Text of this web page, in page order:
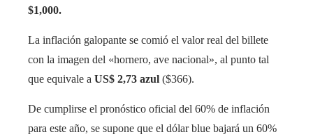
$1,000.
La inflación galopante se comió el valor real del billete
con la imagen del «hornero, ave nacional», al punto tal
que equivale a US$ 2,73 azul ($366).
De cumplirse el pronóstico oficial del 60% de inflación
para este año, se supone que el dólar blue bajará un 60%